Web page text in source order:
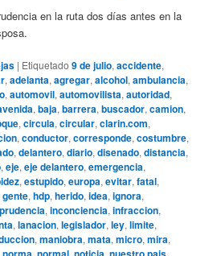
en la ruta dos días antes en la
| Etiquetado 9 de julio,accidente,
,adelanta,agregar,alcohol,ambulancia,
,automovil,automovilista,autoridad,
,baja,barrera,buscador,camion,
,circula,circular,clarin.com,
,conductor,corresponde,costumbre,
,delantero,diario,disenado,distancia,
,eje,eje delantero,emergencia,
,estupido,europa,evitar,fatal,
gente,hdp,herido,idea,ignora,
,inconciencia,infraccion,
,lanacion,legislador,ley,limite,
,maniobra,mata,micro,mira,